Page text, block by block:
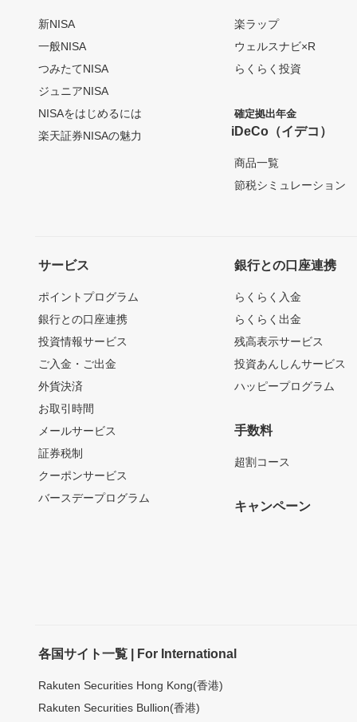
新NISA
一般NISA
つみたてNISA
ジュニアNISA
NISAをはじめるには
楽天証券NISAの魅力
楽ラップ
ウェルスナビ×R
らくらく投資
確定拠出年金
iDeCo（イデコ）
商品一覧
節税シミュレーション
サービス
ポイントプログラム
銀行との口座連携
投資情報サービス
ご入金・ご出金
外貨決済
お取引時間
メールサービス
証券税制
クーポンサービス
バースデープログラム
銀行との口座連携
らくらく入金
らくらく出金
残高表示サービス
投資あんしんサービス
ハッピープログラム
手数料
超割コース
キャンペーン
各国サイト一覧 | For International
Rakuten Securities Hong Kong(香港)
Rakuten Securities Bullion(香港)